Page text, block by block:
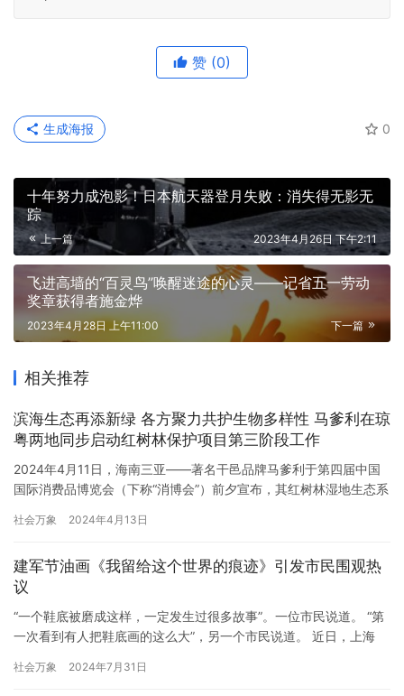
赞 (0)
0
生成海报
十年努力成泡影！日本航天器登月失败：消失得无影无
踪
上一篇 2023年4月26日 下午2:11
飞进高墙的“百灵鸟”唤醒迷途的心灵——记省五一劳动
奖章获得者施金烨
下一篇
2023年4月28日 上午11:00
相关推荐
滨海生态再添新绿 各方聚力共护生物多样性 马爹利在琼
粤两地同步启动红树林保护项目第三阶段工作
2024年4月11日，海南三亚——著名干邑品牌马爹利于第四届中国
国际消费品博览会（下称“消博会”）前夕宣布，其红树林湿地生态系
（Conservation International），在海南省三亚市铁炉港红树林自
顷的红树林湿地修复面积。至此，马爹利…
社会万象 2024年4月13日
建军节油画《我留给这个世界的痕迹》引发市民围观热
议
“一个鞋底被磨成这样，一定发生过很多故事”。一位市民说道。 “第
一次看到有人把鞋底画的这么大”，另一个市民说道。 近日，上海
迹》的油画引发众多市民围观讨论，该油画以一只巨大的解放军鞋
社会万象 2024年7月31日